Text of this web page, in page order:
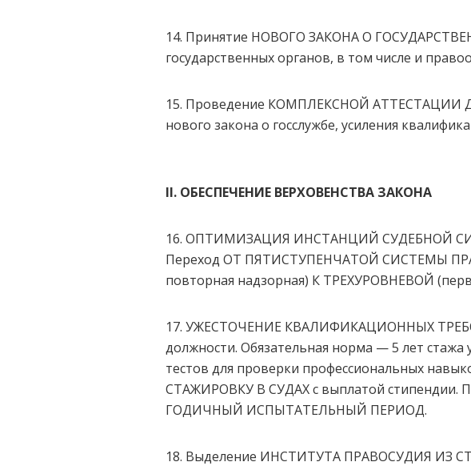
14. Принятие НОВОГО ЗАКОНА О
государственных органов, в том числе и
15. Проведение КОМПЛЕКСНОЙ
нового закона о госслужбе, усиления
II. ОБЕСПЕЧЕНИЕ ВЕРХОВЕНСТВА ЗАКОНА
16. ОПТИМИЗАЦИЯ ИНСТАНЦИЙ СУДЕБНОЙ
Переход ОТ ПЯТИСТУПЕНЧАТОЙ СИСТЕМЫ
повторная надзорная) К ТРЕХУРОВНЕВОЙ
17. УЖЕСТОЧЕНИЕ КВАЛИФИКАЦИОННЫХ
должности. Обязательная норма — 5 лет стажа
тестов для проверки профессиональных
СТАЖИРОВКУ В СУДАХ с выплатой стипендии.
ГОДИЧНЫЙ ИСПЫТАТЕЛЬНЫЙ ПЕРИОД.
18. Выделение ИНСТИТУТА ПРАВОСУДИЯ ИЗ